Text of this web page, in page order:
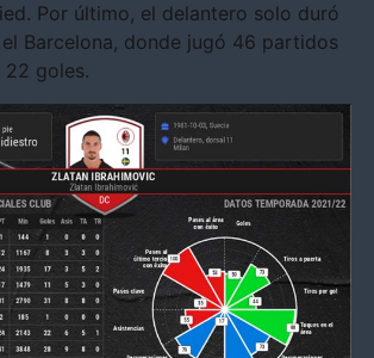
Por último, el delantero solo duró
Barcelona, donde jugó 46 partidos
22 goles.